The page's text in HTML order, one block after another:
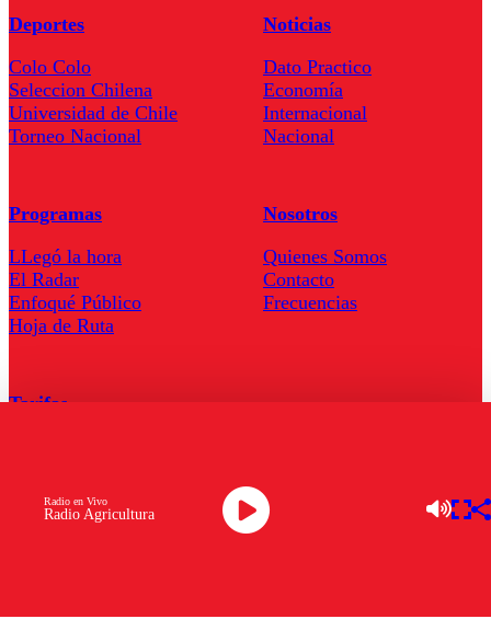
Radio Agricultura
Radio en Vivo
Deportes
Colo Colo
Seleccion Chilena
Universidad de Chile
Torneo Nacional
Noticias
Dato Practico
Economía
Internacional
Nacional
Programas
LLegó la hora
El Radar
Enfoqué Público
Hoja de Ruta
Nosotros
Quienes Somos
Contacto
Frecuencias
Tarifas